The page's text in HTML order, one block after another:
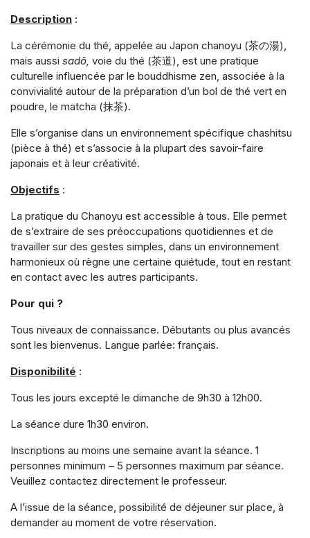
Description :
La cérémonie du thé, appelée au Japon chanoyu (茶の湯),
mais aussi sadō, voie du thé (茶道), est une pratique
culturelle influencée par le bouddhisme zen, associée à la
convivialité autour de la préparation d’un bol de thé vert en
poudre, le matcha (抹茶).
Elle s’organise dans un environnement spécifique chashitsu
(pièce à thé) et s’associe à la plupart des savoir-faire
japonais et à leur créativité.
Objectifs :
La pratique du Chanoyu est accessible à tous. Elle permet
de s’extraire de ses préoccupations quotidiennes et de
travailler sur des gestes simples, dans un environnement
harmonieux où règne une certaine quiétude, tout en restant
en contact avec les autres participants.
Pour qui ?
Tous niveaux de connaissance. Débutants ou plus avancés
sont les bienvenus. Langue parlée: français.
Disponibilité :
Tous les jours excepté le dimanche de 9h30 à 12h00.
La séance dure 1h30 environ.
Inscriptions au moins une semaine avant la séance. 1
personnes minimum – 5 personnes maximum par séance.
Veuillez contactez directement le professeur.
A l’issue de la séance, possibilité de déjeuner sur place, à
demander au moment de votre réservation.